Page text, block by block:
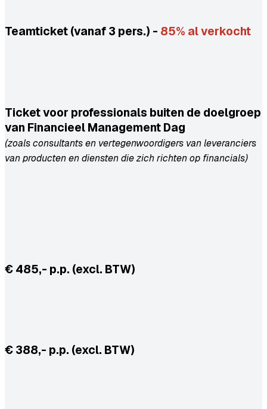
Teamticket (vanaf 3 pers.) - 85% al verkocht
Ticket voor professionals buiten de doelgroep
van Financieel Management Dag
(zoals consultants en vertegenwoordigers van leveranciers
van producten en diensten die zich richten op financials)
€ 485,- p.p. (excl. BTW)
€ 388,- p.p. (excl. BTW)